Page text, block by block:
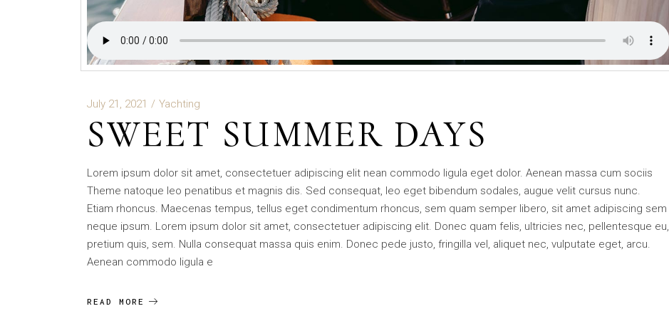
July 21, 2021 Yachting
SWEET SUMMER DAYS
Lorem ipsum dolor sit amet, consectetuer adipiscing elit nean commodo ligula eget dolor. Aenean massa cum sociis
Theme natoque leo penatibus et magnis dis. Sed consequat, leo eget bibendum sodales, augue velit cursus nunc.
Etiam rhoncus. Maecenas tempus, tellus eget condimentum rhoncus, sem quam semper libero, sit amet adipiscing sem
neque ipsum. Lorem ipsum dolor sit amet, consectetuer adipiscing elit. Donec quam felis, ultricies nec, pellentesque eu,
pretium quis, sem. Nulla consequat massa quis enim. Donec pede justo, fringilla vel, aliquet nec, vulputate eget, arcu.
Aenean commodo ligula e
READ MORE